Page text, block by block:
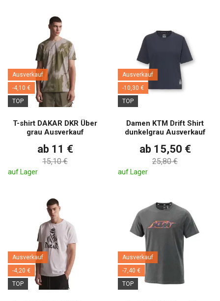
Ausverkauf
-4,10 €
TOP
T-shirt DAKAR DKR Über
grau Ausverkauf
ab 11 €
15,10 €
auf Lager
Ausverkauf
-10,30 €
TOP
Damen KTM Drift Shirt
dunkelgrau Ausverkauf
ab 15,50 €
25,80 €
auf Lager
Ausverkauf
-4,20 €
TOP
Ausverkauf
-7,40 €
TOP